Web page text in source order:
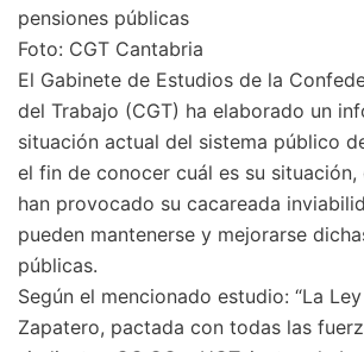
pensiones públicas
Foto: CGT Cantabria
El Gabinete de Estudios de la
del Trabajo (CGT) ha elaborado un
situación actual del sistema público
el fin de conocer cuál es su situación,
han provocado su cacareada
pueden mantenerse y mejorarse
públicas.
Según el mencionado estudio: “La
Zapatero, pactada con todas las